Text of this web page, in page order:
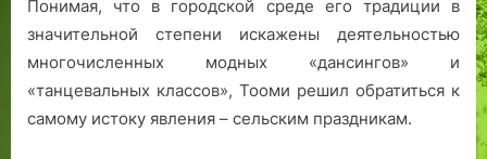
Понимая, что в городской среде его традиции в
значительной степени искажены деятельностью
многочисленных модных «дансингов» и
«танцевальных классов», Тооми решил обратиться к
самому истоку явления – сельским праздникам.